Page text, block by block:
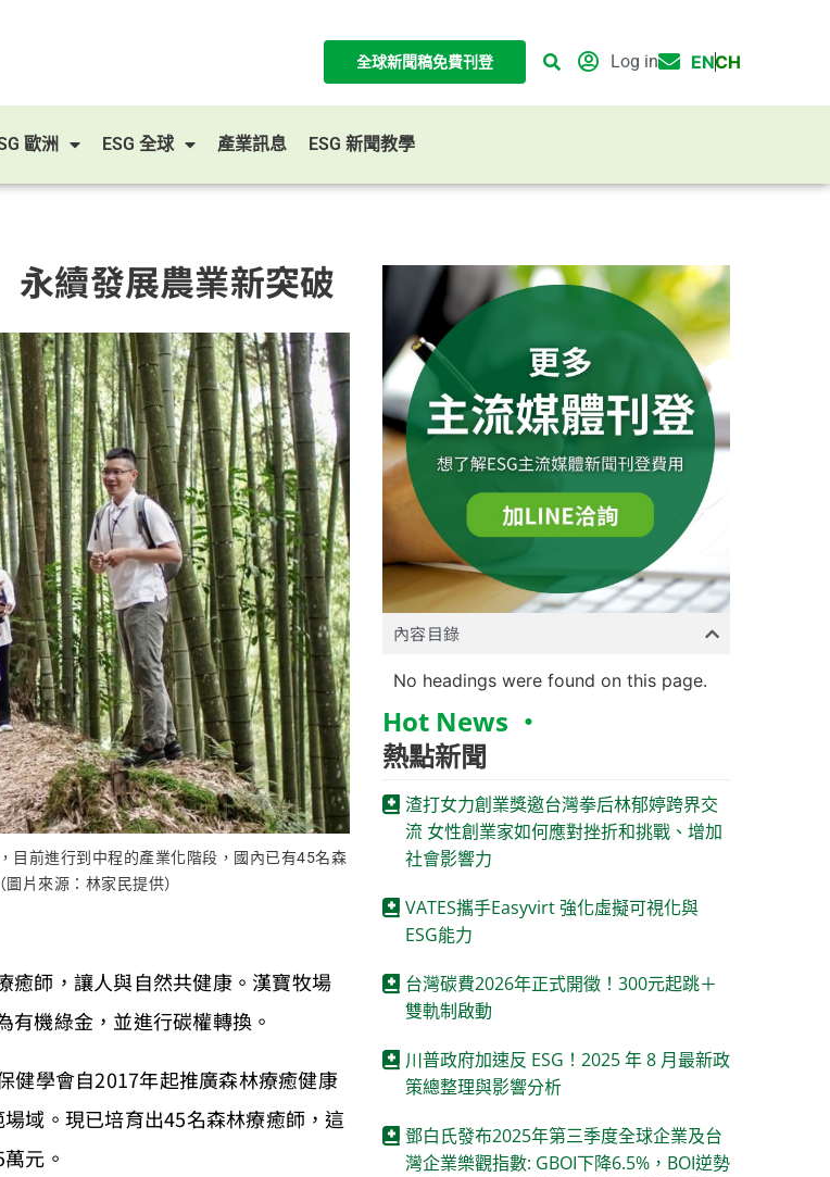
全球新聞稿免費刊登 Log in ENCH
歐洲 ESG 全球 產業訊息 ESG 新聞教學
續發展農業新突破
目前進行到中程的產業化階段，國內已有45名森
片來源：林家民提供）
癒師，讓人與自然共健康。漢寶牧場
機綠金，並進行碳權轉換。
健學會自2017年起推廣森林療癒健康
域。現已培育出45名森林療癒師，這
元。
內容目錄
No headings were found on this page.
Hot News ‧
熱點新聞
渣打女力創業獎邀台灣拳后林郁婷跨界交
流 女性創業家如何應對挫折和挑戰、增加
社會影響力
VATES攜手Easyvirt 強化虛擬可視化與
ESG能力
台灣碳費2026年正式開徵！300元起跳＋
雙軌制啟動
川普政府加速反 ESG！2025 年 8 月最新政
策總整理與影響分析
鄧白氏發布2025年第三季度全球企業及台
灣企業樂觀指數: GBOI下降6.5%，BOI逆勢